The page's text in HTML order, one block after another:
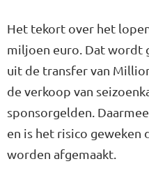
Het tekort over het
miljoen euro. Dat wordt
uit de transfer van
de verkoop van
sponsorgelden.
en is het risico geweken
worden afgemaakt.